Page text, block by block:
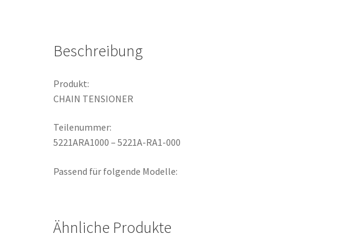
Beschreibung
Produkt:
CHAIN TENSIONER
Teilenummer:
5221ARA1000 – 5221A-RA1-000
Passend für folgende Modelle:
Ähnliche Produkte